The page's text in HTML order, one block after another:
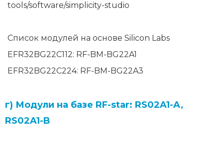
tools/software/simplicity-studio
Список модулей на основе Silicon Labs
EFR32BG22C112: RF-BM-BG22A1
EFR32BG22C224: RF-BM-BG22A3
г) Модули на базе RF-star: RS02A1-A,
RS02A1-B